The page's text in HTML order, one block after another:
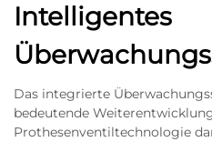
Intelligentes
Das integrierte
bedeutende
Prothesenventiltechnologie